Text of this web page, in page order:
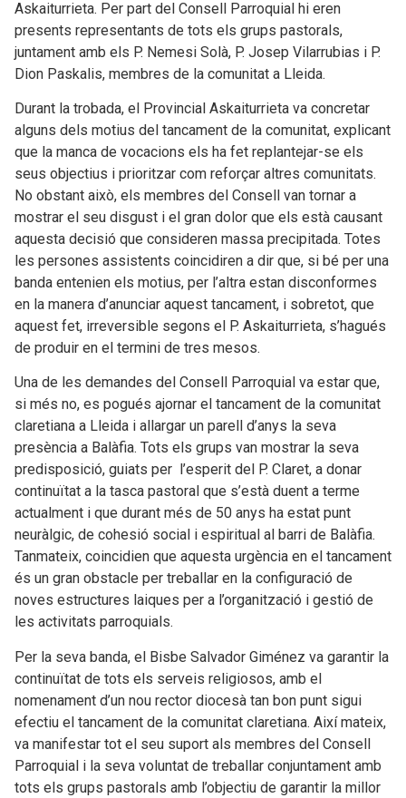
Askaiturrieta. Per part del Consell Parroquial hi eren
presents representants de tots els grups pastorals,
juntament amb els P. Nemesi Solà, P. Josep Vilarrubias i P.
Dion Paskalis, membres de la comunitat a Lleida.
Durant la trobada, el Provincial Askaiturrieta va concretar
alguns dels motius del tancament de la comunitat, explicant
que la manca de vocacions els ha fet replantejar-se els
seus objectius i prioritzar com reforçar altres comunitats.
No obstant això, els membres del Consell van tornar a
mostrar el seu disgust i el gran dolor que els està causant
aquesta decisió que consideren massa precipitada. Totes
les persones assistents coincidiren a dir que, si bé per una
banda entenien els motius, per l’altra estan disconformes
en la manera d’anunciar aquest tancament, i sobretot, que
aquest fet, irreversible segons el P. Askaiturrieta, s’hagués
de produir en el termini de tres mesos.
Una de les demandes del Consell Parroquial va estar que,
si més no, es pogués ajornar el tancament de la comunitat
claretiana a Lleida i allargar un parell d’anys la seva
presència a Balàfia. Tots els grups van mostrar la seva
predisposició, guiats per l’esperit del P. Claret, a donar
continuïtat a la tasca pastoral que s’està duent a terme
actualment i que durant més de 50 anys ha estat punt
neuràlgic, de cohesió social i espiritual al barri de Balàfia.
Tanmateix, coincidien que aquesta urgència en el tancament
és un gran obstacle per treballar en la configuració de
noves estructures laiques per a l’organització i gestió de
les activitats parroquials.
Per la seva banda, el Bisbe Salvador Giménez va garantir la
continuïtat de tots els serveis religiosos, amb el
nomenament d’un nou rector diocesà tan bon punt sigui
efectiu el tancament de la comunitat claretiana. Així mateix,
va manifestar tot el seu suport als membres del Consell
Parroquial i la seva voluntat de treballar conjuntament amb
tots els grups pastorals amb l’objectiu de garantir la millor